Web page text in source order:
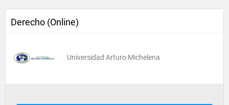
Derecho (Online)
Universidad Arturo Michelena